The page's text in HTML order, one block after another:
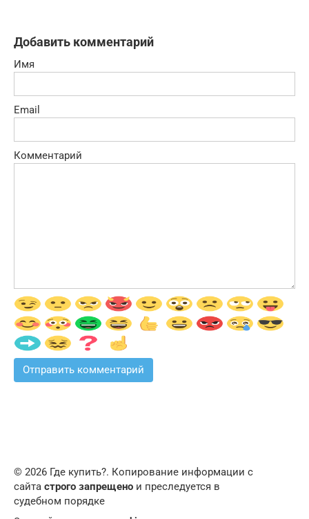
Добавить комментарий
Имя
Email
Комментарий
© 2026 Где купить?. Копирование информации с
сайта строго запрещено и преследуется в
судебном порядке